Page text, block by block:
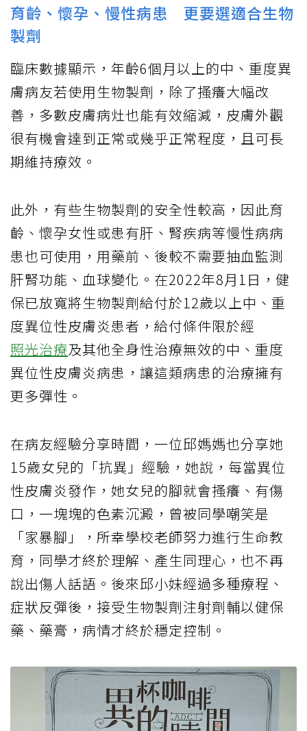
育齡、懷孕、慢性病患 更要選適合生物
製劑
臨床數據顯示，年齡6個月以上的中、重度異
膚病友若使用生物製劑，除了搔癢大幅改
善，多數皮膚病灶也能有效縮減，皮膚外觀
很有機會達到正常或幾乎正常程度，且可長
期維持療效。
此外，有些生物製劑的安全性較高，因此育
齡、懷孕女性或患有肝、腎疾病等慢性病病
患也可使用，用藥前、後較不需要抽血監測
肝腎功能、血球變化。在2022年8月1日，健
保已放寬將生物製劑給付於12歲以上中、重
度異位性皮膚炎患者，給付條件限於經
照光治療及其他全身性治療無效的中、重度
異位性皮膚炎病患，讓這類病患的治療擁有
更多彈性。
在病友經驗分享時間，一位邱媽媽也分享她
15歲女兒的「抗異」經驗，她說，每當異位
性皮膚炎發作，她女兒的腳就會搔癢、有傷
口，一塊塊的色素沉澱，曾被同學嘲笑是
「家暴腳」，所幸學校老師努力進行生命教
育，同學才終於理解、產生同理心，也不再
說出傷人話語。後來邱小妹經過多種療程、
症狀反彈後，接受生物製劑注射劑輔以健保
藥、藥膏，病情才終於穩定控制。